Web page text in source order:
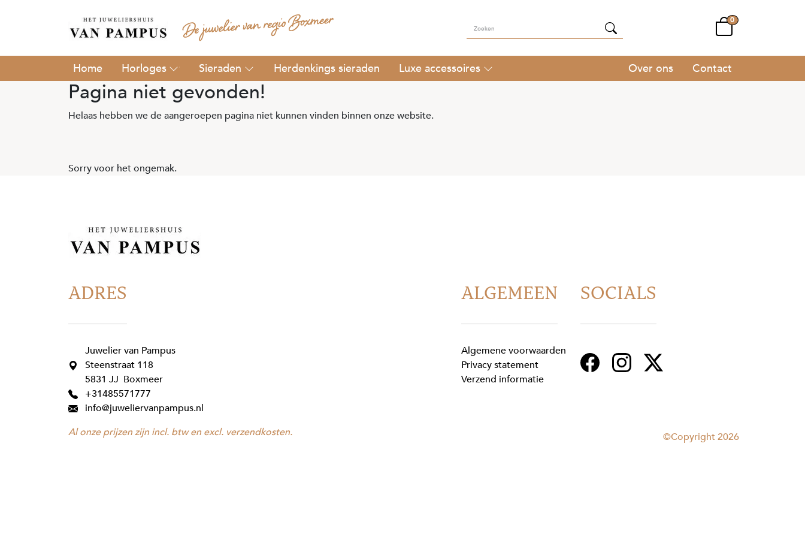
0
Horloges Sieraden Herdenkings sieraden Luxe accessoires Over ons Contact
Pagina niet gevonden!
Helaas hebben we de aangeroepen pagina niet kunnen vinden binnen onze website.
Sorry voor het ongemak.
ADRES
Juwelier van Pampus
Steenstraat 118
5831 JJ Boxmeer
+31485571777
info@juweliervanpampus.nl
ALGEMEEN
Algemene voorwaarden
Privacy statement
Verzend informatie
SOCIALS
Al onze prijzen zijn incl. btw en excl. verzendkosten. ©Copyright 2026